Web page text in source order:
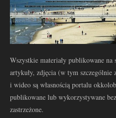
Wszystkie materiały publikowane
artykuły, zdjęcia (w tym szczególnie
i wideo są własnością portalu
publikowane lub wykorzystywane
zastrzeżone.